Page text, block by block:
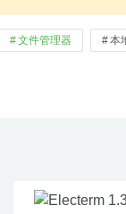
文件管理器 本